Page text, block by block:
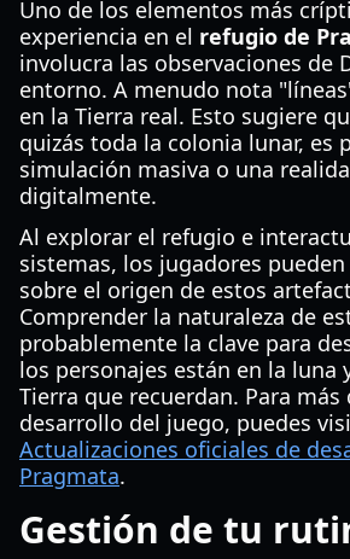
Uno de los elementos más
experiencia en el refugio de
involucra las observaciones de
entorno. A menudo nota
en la Tierra real. Esto sugiere
quizás toda la colonia lunar, es
simulación masiva o una
digitalmente.
Al explorar el refugio e
sistemas, los jugadores
sobre el origen de estos
Comprender la naturaleza de
probablemente la clave para
los personajes están en la luna
Tierra que recuerdan. Para
desarrollo del juego, puedes
Actualizaciones oficiales de
Pragmata.
Gestión de tu